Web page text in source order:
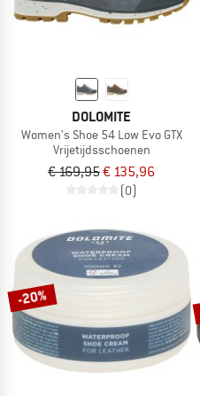
DOLOMITE
Women's Shoe 54 Low Evo GTX
Vrijetijdsschoenen
€ 169,95€ 135,96
(0)
-20%